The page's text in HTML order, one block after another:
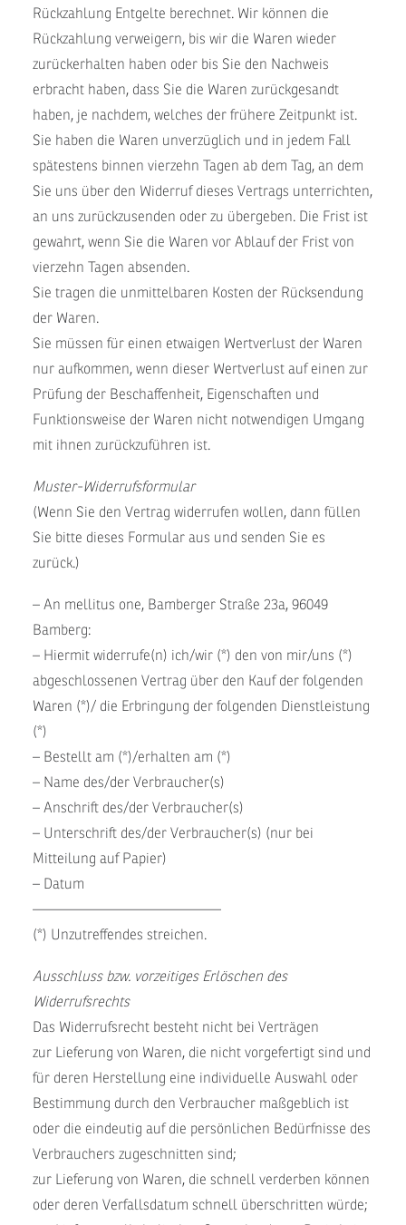
Rückzahlung Entgelte berechnet. Wir können die
Rückzahlung verweigern, bis wir die Waren wieder
zurückerhalten haben oder bis Sie den Nachweis
erbracht haben, dass Sie die Waren zurückgesandt
haben, je nachdem, welches der frühere Zeitpunkt ist.
Sie haben die Waren unverzüglich und in jedem Fall
spätestens binnen vierzehn Tagen ab dem Tag, an dem
Sie uns über den Widerruf dieses Vertrags unterrichten,
an uns zurückzusenden oder zu übergeben. Die Frist ist
gewahrt, wenn Sie die Waren vor Ablauf der Frist von
vierzehn Tagen absenden.
Sie tragen die unmittelbaren Kosten der Rücksendung
der Waren.
Sie müssen für einen etwaigen Wertverlust der Waren
nur aufkommen, wenn dieser Wertverlust auf einen zur
Prüfung der Beschaffenheit, Eigenschaften und
Funktionsweise der Waren nicht notwendigen Umgang
mit ihnen zurückzuführen ist.
Muster-Widerrufsformular
(Wenn Sie den Vertrag widerrufen wollen, dann füllen
Sie bitte dieses Formular aus und senden Sie es
zurück.)
– An mellitus one, Bamberger Straße 23a, 96049
Bamberg:
– Hiermit widerrufe(n) ich/wir (*) den von mir/uns (*)
abgeschlossenen Vertrag über den Kauf der folgenden
Waren (*)/ die Erbringung der folgenden Dienstleistung
(*)
– Bestellt am (*)/erhalten am (*)
– Name des/der Verbraucher(s)
– Anschrift des/der Verbraucher(s)
– Unterschrift des/der Verbraucher(s) (nur bei
Mitteilung auf Papier)
– Datum
—————————————
(*) Unzutreffendes streichen.
Ausschluss bzw. vorzeitiges Erlöschen des
Widerrufsrechts
Das Widerrufsrecht besteht nicht bei Verträgen
zur Lieferung von Waren, die nicht vorgefertigt sind und
für deren Herstellung eine individuelle Auswahl oder
Bestimmung durch den Verbraucher maßgeblich ist
oder die eindeutig auf die persönlichen Bedürfnisse des
Verbrauchers zugeschnitten sind;
zur Lieferung von Waren, die schnell verderben können
oder deren Verfallsdatum schnell überschritten würde;